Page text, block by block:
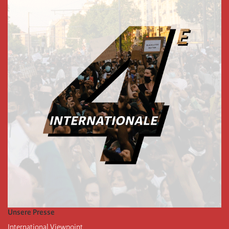
Unsere Presse
International Viewpoint